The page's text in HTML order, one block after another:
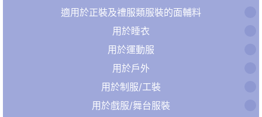
適用於正裝及禮服類服裝的面輔料
用於睡衣
用於運動服
用於戶外
用於制服/工裝
用於戲服/舞台服裝